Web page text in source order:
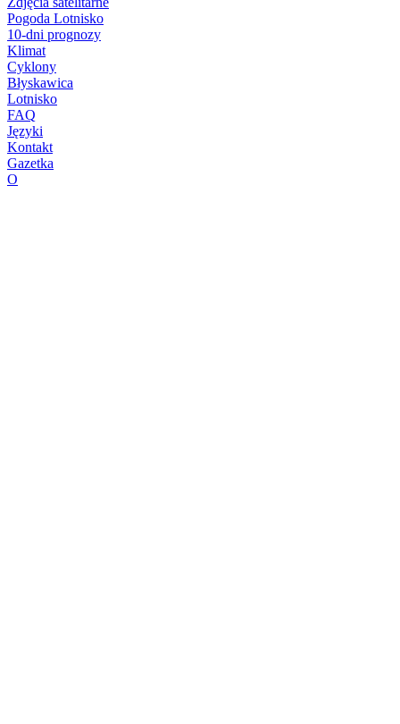
Pogoda Lotnisko
10-dni prognozy
Klimat
Cyklony
Błyskawica
Lotnisko
FAQ
Języki
Kontakt
Gazetka
O